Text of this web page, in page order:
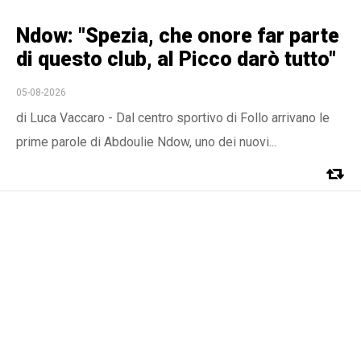
Ndow: "Spezia, che onore far parte
di questo club, al Picco darò tutto"
05-08-2026
di Luca Vaccaro - Dal centro sportivo di Follo arrivano le
prime parole di Abdoulie Ndow, uno dei nuovi...